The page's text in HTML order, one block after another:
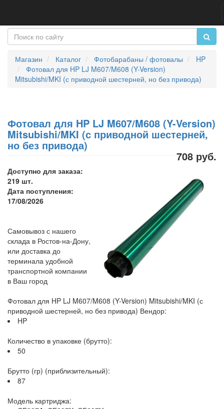
Магазин Каталог Фотобарабаны / фотовалы
HP
Фотовал для HP LJ M607/M608 (Y-Version)
Mitsubishi/MKI (с приводной шестерней, но без привода)
Фотовал для HP LJ M607/M608 (Y-Version)
Mitsubishi/MKI (с приводной шестерней,
но без привода)
708 руб.
Доступно для заказа:
219 шт.
Дата поступления:
17/08/2026
Самовывоз с нашего
склада в Ростов-на-Дону,
или доставка до
терминала удобной
транспортной компании
в Ваш город
Фотовал для HP LJ M607/M608 (Y-Version) Mitsubishi/MKI (с
приводной шестерней, но без привода) Вендор:
HP
Количество в упаковке (брутто):
50
Брутто (гр) (приблизительный):
87
Модель картриджа: